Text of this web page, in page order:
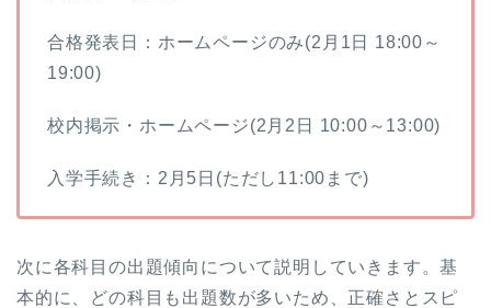
合格発表日：ホームページのみ(2月1日 18:00～
19:00)
校内掲示・ホームページ(2月2日 10:00～13:00)
入学手続き：2月5日(ただし11:00まで)
次に各科目の出題傾向について説明していきます。基
本的に、どの科目も出題数が多いため、正確さとスピ